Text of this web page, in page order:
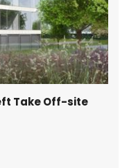
Take Off-site